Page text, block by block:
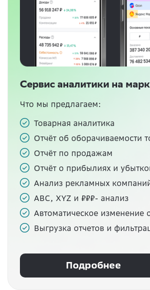
Сервис аналитики на
Что мы предлагаем:
Товарная аналитика
Отчёт об оборачиваемости
Отчёт по продажам
Отчёт о прибылиях и
Анализ рекламных
ABC, XYZ и ₽₽₽- анализ
Автоматическое изменение
Выгрузка отчетов и
Подробнее